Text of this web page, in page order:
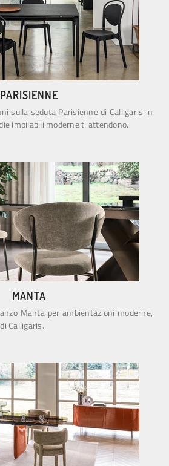
PARISIENNE
sulla seduta Parisienne di Calligaris in
impilabili moderne ti attendono.
MANTA
Manta per ambientazioni moderne,
Calligaris.